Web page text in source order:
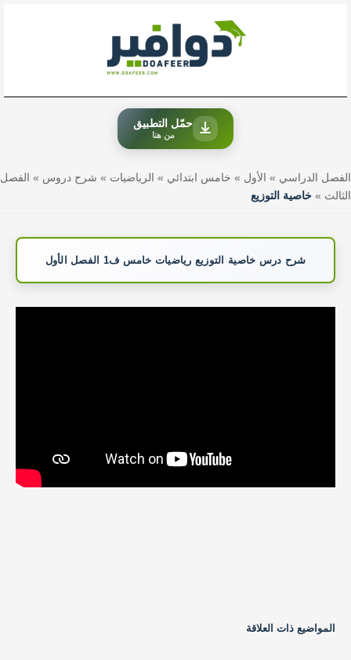
حمّل التطبيق
من هنا
الفصل الدراسي » الأول » خامس ابتدائي » الرياضيات » شرح دروس » الفصل
الثالث » خاصية التوزيع
شرح درس خاصية التوزيع رياضيات خامس ف1 الفصل الأول
المواضيع ذات العلاقة